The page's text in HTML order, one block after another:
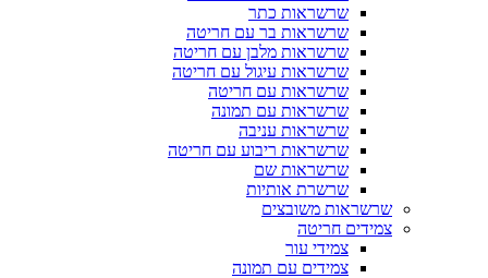
שרשראות כתר
שרשראות בר עם חריטה
שרשראות מלבן עם חריטה
שרשראות עיגול עם חריטה
שרשראות עם חריטה
שרשראות עם תמונה
שרשראות עניבה
שרשראות ריבוע עם חריטה
שרשראות שם
שרשרת אותיות
שרשראות משובצים
צמידים חריטה
צמידי עור
צמידים עם תמונה